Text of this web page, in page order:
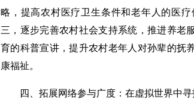
略，提高农村医疗卫生条件和老年人的医
三，逐步完善农村社会支持系统，推进养老
育的科普宣讲，提升农村老年人对孙辈的抚
康福祉。
四、拓展网络参与广度：在虚拟世界中